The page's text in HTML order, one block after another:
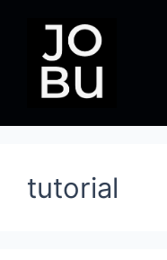
conteúdo
tutorial